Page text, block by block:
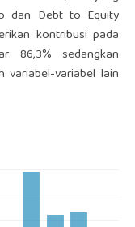
dan Debt to Equity
kontribusi pada
86,3% sedangkan
variabel-variabel lain